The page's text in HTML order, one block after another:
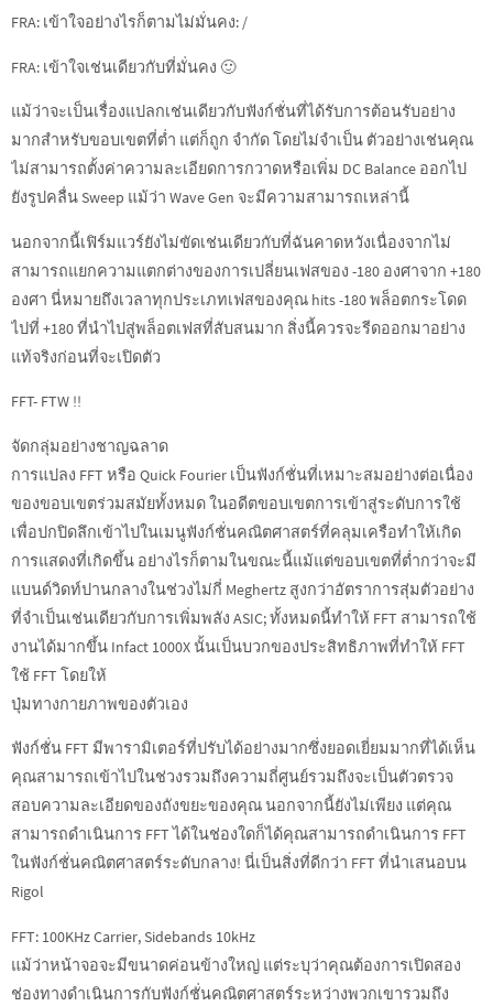
FRA: เข้าใจอย่างไรก็ตามไม่มั่นคง: /
FRA: เข้าใจเช่นเดียวกับที่มั่นคง 🙂
แม้ว่าจะเป็นเรื่องแปลกเช่นเดียวกับฟังก์ชั่นที่ได้รับการต้อนรับอย่าง
มากสำหรับขอบเขตที่ต่ำ แต่ก็ถูก จำกัด โดยไม่จำเป็น ตัวอย่างเช่นคุณ
ไม่สามารถตั้งค่าความละเอียดการกวาดหรือเพิ่ม DC Balance ออกไป
ยังรูปคลื่น Sweep แม้ว่า Wave Gen จะมีความสามารถเหล่านี้
นอกจากนี้เฟิร์มแวร์ยังไม่ขัดเช่นเดียวกับที่ฉันคาดหวังเนื่องจากไม่
สามารถแยกความแตกต่างของการเปลี่ยนเฟสของ -180 องศาจาก +180
องศา นี่หมายถึงเวลาทุกประเภทเฟสของคุณ hits -180 พล็อตกระโดด
ไปที่ +180 ที่นำไปสู่พล็อตเฟสที่สับสนมาก สิ่งนี้ควรจะรีดออกมาอย่าง
แท้จริงก่อนที่จะเปิดตัว
FFT- FTW !!
จัดกลุ่มอย่างชาญฉลาด
การแปลง FFT หรือ Quick Fourier เป็นฟังก์ชั่นที่เหมาะสมอย่างต่อเนื่อง
ของขอบเขตร่วมสมัยทั้งหมด ในอดีตขอบเขตการเข้าสู่ระดับการใช้
เพื่อปกปิดลึกเข้าไปในเมนูฟังก์ชั่นคณิตศาสตร์ที่คลุมเครือทำให้เกิด
การแสดงที่เกิดขึ้น อย่างไรก็ตามในขณะนี้แม้แต่ขอบเขตที่ต่ำกว่าจะมี
แบนด์วิดท์ปานกลางในช่วงไม่กี่ Meghertz สูงกว่าอัตราการสุ่มตัวอย่าง
ที่จำเป็นเช่นเดียวกับการเพิ่มพลัง ASIC; ทั้งหมดนี้ทำให้ FFT สามารถใช้
งานได้มากขึ้น Infact 1000X นั้นเป็นบวกของประสิทธิภาพที่ทำให้ FFT
ใช้ FFT โดยให้
ปุ่มทางกายภาพของตัวเอง
ฟังก์ชั่น FFT มีพารามิเตอร์ที่ปรับได้อย่างมากซึ่งยอดเยี่ยมมากที่ได้เห็น
คุณสามารถเข้าไปในช่วงรวมถึงความถี่ศูนย์รวมถึงจะเป็นตัวตรวจ
สอบความละเอียดของถังขยะของคุณ นอกจากนี้ยังไม่เพียง แต่คุณ
สามารถดำเนินการ FFT ได้ในช่องใดก็ได้คุณสามารถดำเนินการ FFT
ในฟังก์ชั่นคณิตศาสตร์ระดับกลาง! นี่เป็นสิ่งที่ดีกว่า FFT ที่นำเสนอบน
Rigol
FFT: 100KHz Carrier, Sidebands 10kHz
แม้ว่าหน้าจอจะมีขนาดค่อนข้างใหญ่ แต่ระบุว่าคุณต้องการเปิดสอง
ช่องทางดำเนินการกับฟังก์ชั่นคณิตศาสตร์ระหว่างพวกเขารวมถึง